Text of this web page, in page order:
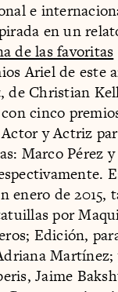
e
en un
de las favoritas
Ariel de este
, de Christian
cinco
y Actriz
Marco Pérez
enero de 2015,
por
Edición,
Martínez;
Jaime